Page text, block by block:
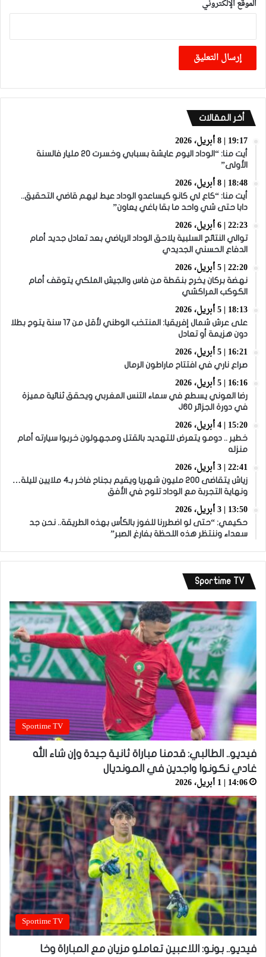
الموقع الإلكتروني
أخر المقالات
19:17 | 8 أبريل، 2026
أيت منا: “الوداد اليوم عايشة بسبابي وخسرت 20 مليار فالسنة
الأولى”
18:48 | 8 أبريل، 2026
أيت منا: “كاع لي كانو كيساعدو الوداد عيط ليهم قاضي التحقيق..
دابا حتى شي واحد ما بقا باغي يعاون”
22:23 | 6 أبريل، 2026
توالي النتائج السلبية يلاحق الوداد الرياضي بعد تعادل جديد أمام
الدفاع الحسني الجديدي
22:20 | 5 أبريل، 2026
نهضة بركان يخرج بنقطة من فاس والجيش الملكي يتوقف أمام
الكوكب المراكشي
18:13 | 5 أبريل، 2026
على عرش شمال إفريقيا: المنتخب الوطني لأقل من 17 سنة يتوج بطلا
دون هزيمة أو تعادل
16:21 | 5 أبريل، 2026
صراع ناري في افتتاح ماراطون الرمال
16:16 | 5 أبريل، 2026
رضا العوني يسطع في سماء التنس المغربي ويحقق ثنائية مميزة
في دورة الجزائر J60
15:20 | 4 أبريل، 2026
خطير .. دومو يتعرض للتهديد بالقتل ومجهولون خربوا سيارته أمام
منزله
22:41 | 3 أبريل، 2026
زياش يتقاضى 200 مليون شهريا ويقيم بجناح فاخر بـ4 ملايين لليلة…
ونهاية التجربة مع الوداد تلوح في الأفق
13:50 | 3 أبريل، 2026
حكيمي: “حتى لو اضطررنا للفوز بالكأس بهذه الطريقة.. نحن جد
سعداء وننتظر هذه اللحظة بفارغ الصبر”
Sportime TV
Sportime TV
فيديو.. الطالبي: قدمنا مباراة ثانية جيدة وإن شاء الله
غادي نكونوا واجدين في المونديال
14:06 | 1 أبريل، 2026
Sportime TV
فيديو.. بونو: اللاعبين تعاملو مزيان مع المباراة وخا